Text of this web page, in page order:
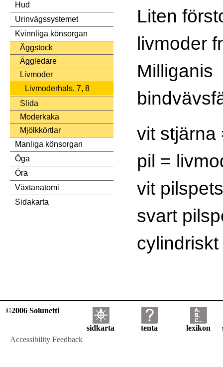
Hud
Urinvägssystemet
Kvinnliga könsorgan
Äggstock
Äggledare
Livmoder
Livmoderhals, 7, 8
Slida
Moderkaka
Mjölkkörtlar
Manliga könsorgan
Öga
Öra
Växtanatomi
Sidakarta
Liten
livmoder
Milliganis
vit stjärna
pil =
vit
svart
©2006 Solunetti
sidkarta tenta lexikon
Accessibility Feedback